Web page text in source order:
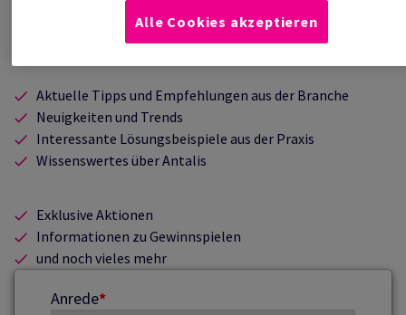
IHRE VORTEILE ALS NEWSLETTER-ABONNENT
Aktuelle Tipps und Empfehlungen aus der Branche
Neuigkeiten und Trends
Interessante Lösungsbeispiele aus der Praxis
Wissenswertes über Antalis
Exklusive Aktionen
Informationen zu Gewinnspielen
und noch vieles mehr
Anrede*
Alle Cookies akzeptieren